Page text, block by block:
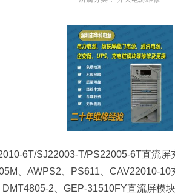
6T/SJ22003-T/PS22005-6T直流屏
、AWPS2、PS611、CAV22010-10
2、GEP-31510FY直流屏模